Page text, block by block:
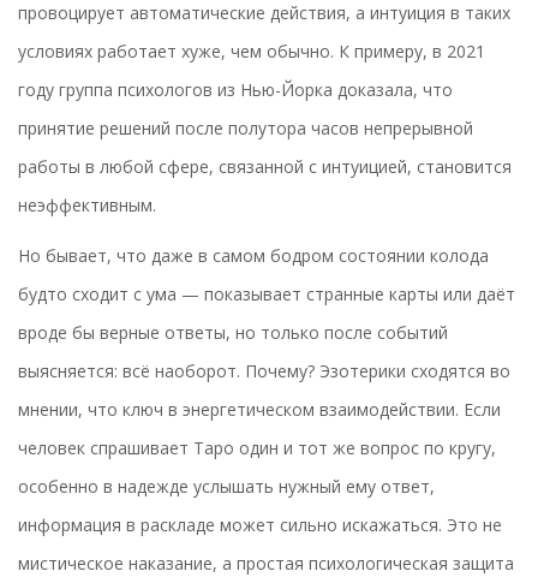
провоцирует автоматические действия, а интуиция в таких
условиях работает хуже, чем обычно. К примеру, в 2021
году группа психологов из Нью-Йорка доказала, что
принятие решений после полутора часов непрерывной
работы в любой сфере, связанной с интуицией, становится
неэффективным.
Но бывает, что даже в самом бодром состоянии колода
будто сходит с ума — показывает странные карты или даёт
вроде бы верные ответы, но только после событий
выясняется: всё наоборот. Почему? Эзотерики сходятся во
мнении, что ключ в энергетическом взаимодействии. Если
человек спрашивает Таро один и тот же вопрос по кругу,
особенно в надежде услышать нужный ему ответ,
информация в раскладе может сильно искажаться. Это не
мистическое наказание, а простая психологическая защита